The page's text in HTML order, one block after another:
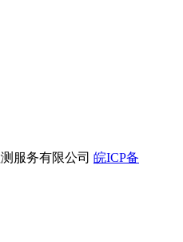
服务有限公司 皖ICP备